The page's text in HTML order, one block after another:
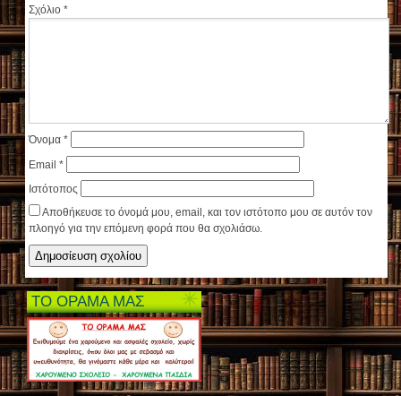
Σχόλιο*
Όνομα*
Email*
Ιστότοπος
Αποθήκευσε το όνομά μου, email, και τον ιστότοπο μου σε αυτόν τον
πλοηγό για την επόμενη φορά που θα σχολιάσω.
ΤΟ ΟΡΑΜΑ ΜΑΣ